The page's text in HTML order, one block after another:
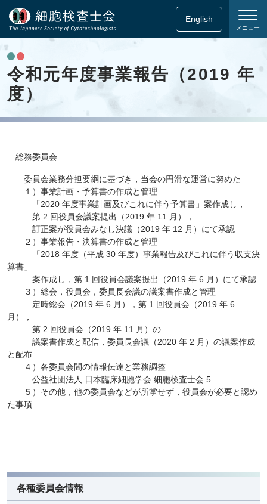
English
メニュー
令和元年度事業報告（2019 年
度）
総務委員会
委員会業務分担要綱に基づき，当会の円滑な運営に努めた
１）事業計画・予算書の作成と管理
「2020 年度事業計画及びこれに伴う予算書」案作成し，
第 2 回役員会議案提出（2019 年 11 月），
訂正案が役員会みなし決議（2019 年 12 月）にて承認
２）事業報告・決算書の作成と管理
「2018 年度（平成 30 年度）事業報告及びこれに伴う収支決
算書」
案作成し，第 1 回役員会議案提出（2019 年 6 月）にて承認
３）総会，役員会，委員長会議の議案書作成と管理
定時総会（2019 年 6 月），第 1 回役員会（2019 年 6
月），
第 2 回役員会（2019 年 11 月）の
議案書作成と配信，委員長会議（2020 年 2 月）の議案作成
と配布
４）各委員会間の情報伝達と業務調整
公益社団法人 日本臨床細胞学会 細胞検査士会 5
５）その他，他の委員会などが所掌せず，役員会が必要と認め
た事項
各種委員会情報